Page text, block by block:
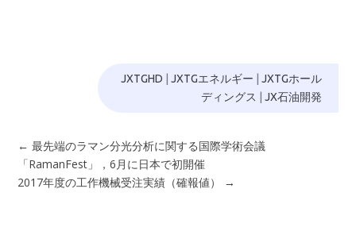
JXTGHD JXTGエネルギー
JXTGホール
ディングス
JX石油開発
←最先端のラマン分光分析に関する国際学術会議
「RamanFest」，6月に日本で初開催
2017年度の工作機械受注実績（確報値）
→